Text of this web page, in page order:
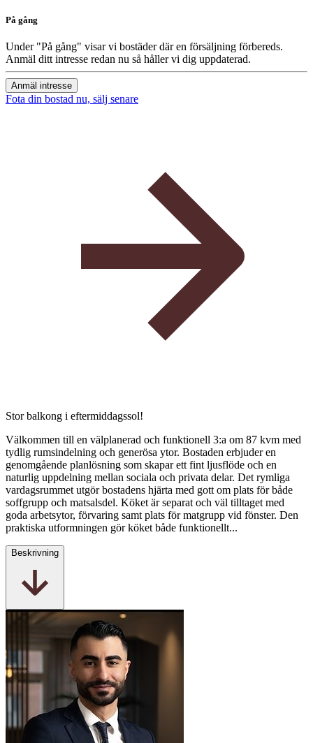
På gång
Under "På gång" visar vi bostäder där en försäljning förbereds.
Anmäl ditt intresse redan nu så håller vi dig uppdaterad.
Anmäl intresse
Fota din bostad nu, sälj senare
Stor balkong i eftermiddagssol!
Välkommen till en välplanerad och funktionell 3:a om 87 kvm med
tydlig rumsindelning och generösa ytor. Bostaden erbjuder en
genomgående planlösning som skapar ett fint ljusflöde och en
naturlig uppdelning mellan sociala och privata delar. Det rymliga
vardagsrummet utgör bostadens hjärta med gott om plats för både
soffgrupp och matsalsdel. Köket är separat och väl tilltaget med
goda arbetsytor, förvaring samt plats för matgrupp vid fönster. Den
praktiska utformningen gör köket både funktionellt...
Beskrivning